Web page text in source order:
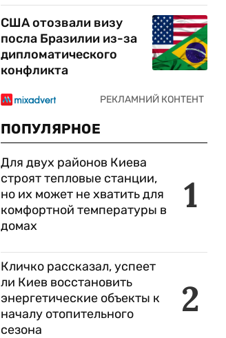
США отозвали визу
посла Бразилии из-за
дипломатического
конфликта
ПОПУЛЯРНОЕ
1
Для двух районов Киева
строят тепловые станции,
но их может не хватить для
комфортной температуры в
домах
2
Кличко рассказал, успеет
ли Киев восстановить
энергетические объекты к
началу отопительного
сезона